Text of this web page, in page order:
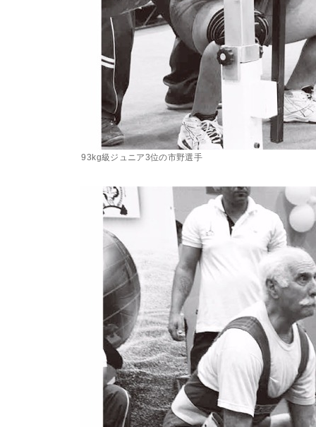
93kg級ジュニア3位の市野選手